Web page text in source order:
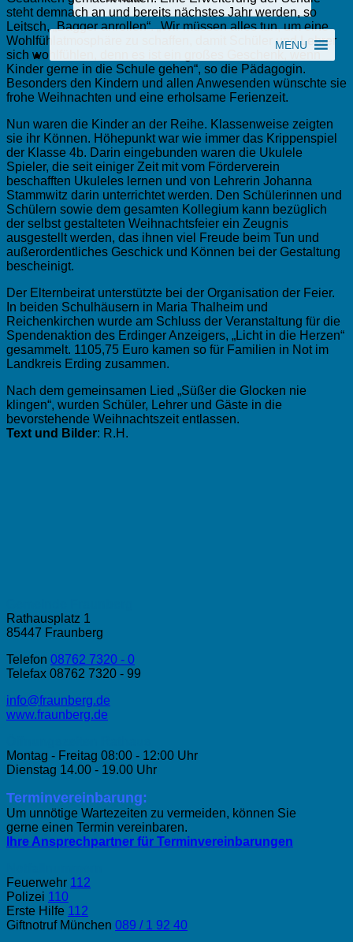
MENU
steht demnach an und bereits nächstes Jahr werden, so
Leitsch, „Bagger anrollen“. „Wir müssen alles tun, um eine
Wohlfühlatmosphäre zu schaffen, damit Schüler und Lehrer
sich wohlfühlen, denn es ist ein großes Geschenk, wenn
Kinder gerne in die Schule gehen“, so die Pädagogin.
Besonders den Kindern und allen Anwesenden wünschte sie
frohe Weihnachten und eine erholsame Ferienzeit.
Nun waren die Kinder an der Reihe. Klassenweise zeigten
sie ihr Können. Höhepunkt war wie immer das Krippenspiel
der Klasse 4b. Darin eingebunden waren die Ukulele
Spieler, die seit einiger Zeit mit vom Förderverein
beschafften Ukuleles lernen und von Lehrerin Johanna
Stammwitz darin unterrichtet werden. Den Schülerinnen und
Schülern sowie dem gesamten Kollegium kann bezüglich
der selbst gestalteten Weihnachtsfeier ein Zeugnis
ausgestellt werden, das ihnen viel Freude beim Tun und
außerordentliches Geschick und Können bei der Gestaltung
bescheinigt.
Der Elternbeirat unterstützte bei der Organisation der Feier.
In beiden Schulhäusern in Maria Thalheim und
Reichenkirchen wurde am Schluss der Veranstaltung für die
Spendenaktion des Erdinger Anzeigers, „Licht in die Herzen“
gesammelt. 1105,75 Euro kamen so für Familien in Not im
Landkreis Erding zusammen.
Nach dem gemeinsamen Lied „Süßer die Glocken nie
klingen“, wurden Schüler, Lehrer und Gäste in die
bevorstehende Weihnachtszeit entlassen.
Text und Bilder: R.H.
Rathausplatz 1
85447 Fraunberg
Telefon 08762 7320 - 0
Telefax 08762 7320 - 99
info@fraunberg.de
www.fraunberg.de
Montag - Freitag 08:00 - 12:00 Uhr
Dienstag 14.00 - 19.00 Uhr
Terminvereinbarung:
Um unnötige Wartezeiten zu vermeiden, können Sie
gerne einen Termin vereinbaren.
Ihre Ansprechpartner für Terminvereinbarungen
Feuerwehr 112
Polizei 110
Erste Hilfe 112
Giftnotruf München 089 / 1 92 40